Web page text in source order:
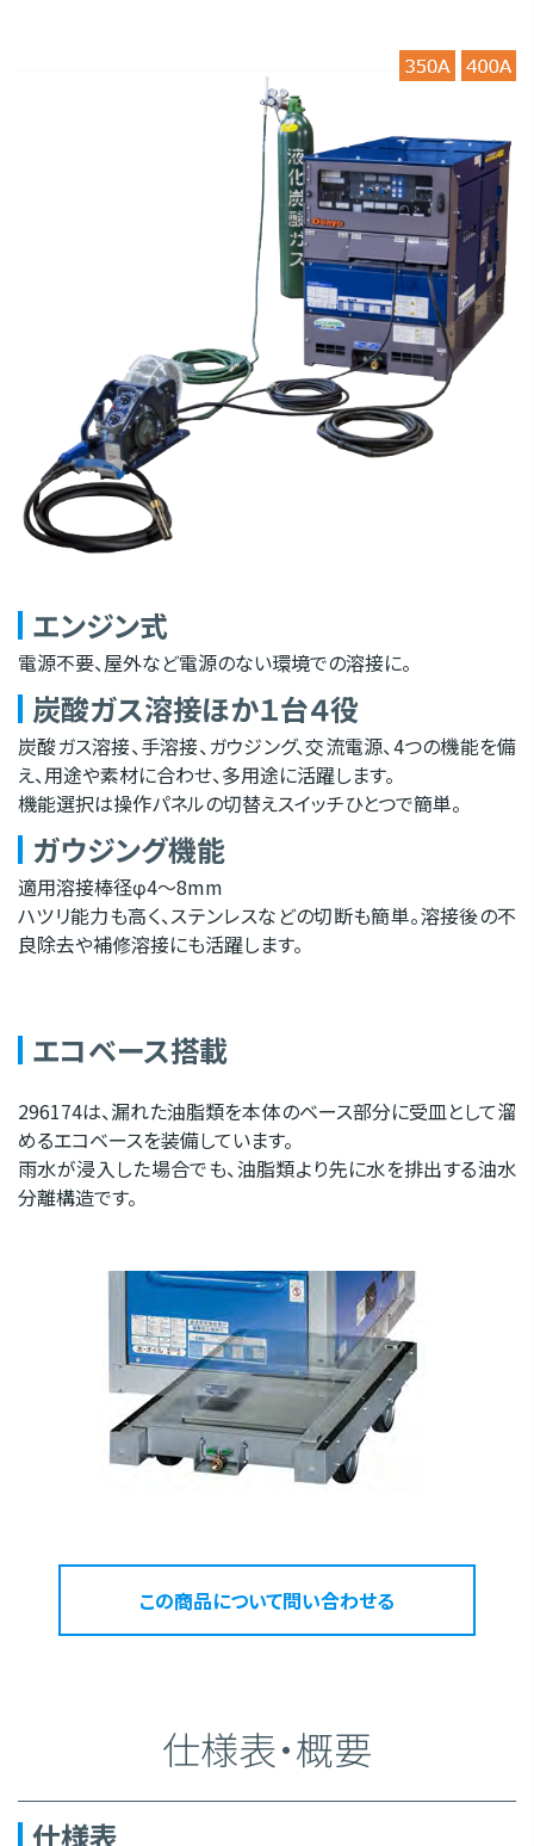
エンジン式
電源不要、屋外など電源のない環境での溶接に。
炭酸ガス溶接ほか１台４役
炭酸ガス溶接、手溶接、ガウジング、交流電源、4つの機能を備
え、用途や素材に合わせ、多用途に活躍します。
機能選択は操作パネルの切替えスイッチひとつで簡単。
ガウジング機能
適用溶接棒径φ4～8mm
ハツリ能力も高く、ステンレスなどの切断も簡単。溶接後の不
良除去や補修溶接にも活躍します。
エコベース搭載
296174は、漏れた油脂類を本体のベース部分に受皿として溜
めるエコベースを装備しています。
雨水が浸入した場合でも、油脂類より先に水を排出する油水
分離構造です。
この商品について問い合わせる
仕様表・概要
仕様表